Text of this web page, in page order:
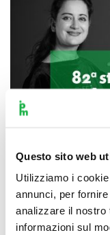
Questo sito web
Utilizziamo i
annunci, per
analizzare il nostro
informazioni sul